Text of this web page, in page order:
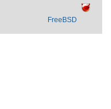
FreeBSD